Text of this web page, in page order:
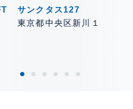
サンクタス127
東京都中央区新川１